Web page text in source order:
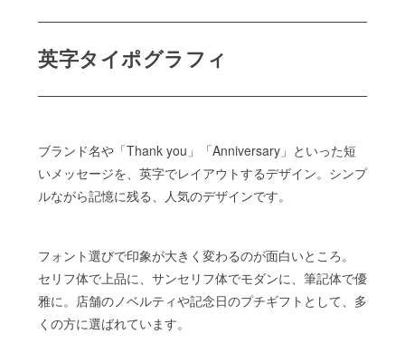
英字タイポグラフィ
ブランド名や「Thank you」「Anniversary」といった短
いメッセージを、英字でレイアウトするデザイン。シンプ
ルながら記憶に残る、人気のデザインです。
フォント選びで印象が大きく変わるのが面白いところ。
セリフ体で上品に、サンセリフ体でモダンに、筆記体で優
雅に。店舗のノベルティや記念日のプチギフトとして、多
くの方に選ばれています。